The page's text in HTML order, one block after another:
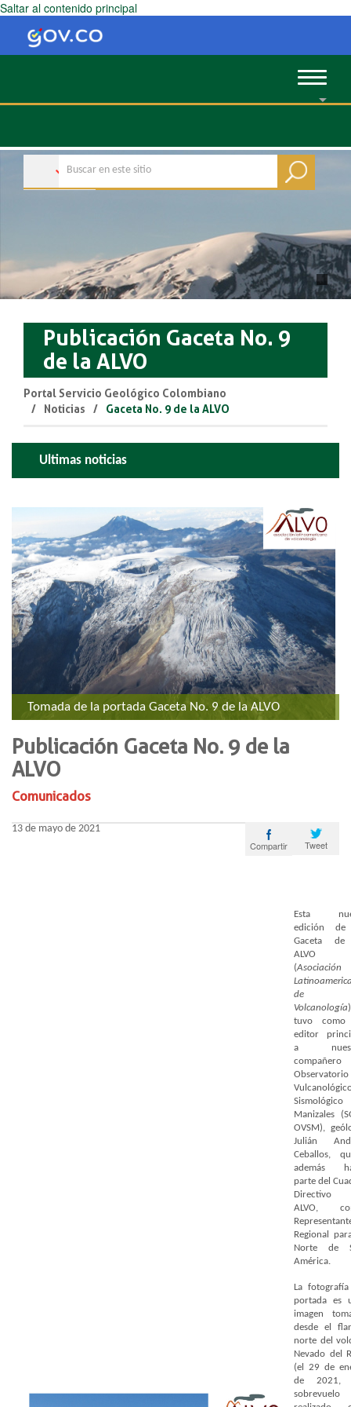
Saltar al contenido principal
Toggle
Publicación Gaceta No. 9
de la ALVO
Portal Servicio Geológico Colombiano
Noticias
Gaceta No. 9 de la ALVO
Ultimas noticias
​​Tomada de la port​ada Gaceta No. 9 de la ALVO
Publicación Gaceta No. 9 de la
ALVO
Comunicados
13 de mayo de 2021
Tweet
Compartir
Esta
edición
Gaceta
ALVO
(Asociación
de
Volcanología
tuvo como
editor
a
compañero
Observatorio
Sismológico
Manizales
OVSM),
Julián
Ceballos,
además
parte del
Directivo
ALVO,
Regional
Norte de
América.
La
portada es
imagen
desde el
norte del
Nevado del
(el 29 de
de 2021,
sobrevuelo